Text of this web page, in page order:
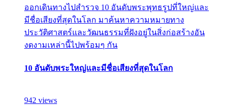
ออกเดินทางไปสำรวจ 10 อันดับพระพุทธรูปที่ใหญ่และ
มีชื่อเสียงที่สุดในโลก มาค้นหาความหมายทาง
ประวัติศาสตร์และวัฒนธรรมที่ฝังอยู่ในสิ่งก่อสร้างอัน
งดงามเหล่านี้ไปพร้อมๆ กัน
10 อันดับพระใหญ่และมีชื่อเสียงที่สุดในโลก
942 views